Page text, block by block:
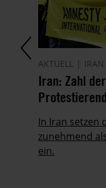
AKTUELL IRAN
Iran: Zahl
In Iran setzen
zunehmend
ein.